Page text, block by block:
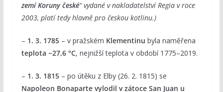
zemí Koruny české“ vydané v nakladatelství Regia v roce
2003, platí tedy hlavně pro českou kotlinu.)
– 1. 3. 1785– v pražském Klementinu byla naměřena
teplota −27,6 °C, nejnižší teplota v období 1775–2019.
– 1. 3. 1815 – po útěku z Elby (26. 2. 1815) se
Napoleon Bonaparte vylodil v zátoce San Juan u